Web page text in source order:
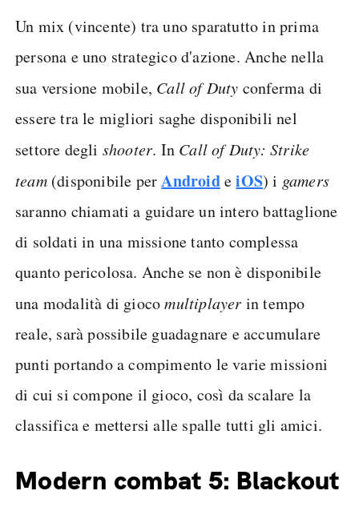
Un mix (vincente) tra uno sparatutto in prima
persona e uno strategico d'azione. Anche nella
sua versione mobile, Call of Duty conferma di
essere tra le migliori saghe disponibili nel
settore degli shooter. In Call of Duty: Strike
team(disponibile perAndroideiOS) i gamers
saranno chiamati a guidare un intero battaglione
di soldati in una missione tanto complessa
quanto pericolosa. Anche se non è disponibile
una modalità di giocomultiplayer in tempo
reale, sarà possibile guadagnare e accumulare
punti portando a compimento le varie missioni
di cui si compone il gioco, così da scalare la
classifica e mettersi alle spalle tutti gli amici.
Modern combat 5: Blackout